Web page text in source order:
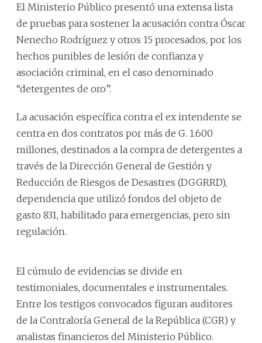
El Ministerio Público presentó una extensa lista
de pruebas para sostener la acusación contra Óscar
Nenecho Rodríguez y otros 15 procesados, por los
hechos punibles de lesión de confianza y
asociación criminal, en el caso denominado
“detergentes de oro”.
La acusación específica contra el ex intendente se
centra en dos contratos por más de G. 1.600
millones, destinados a la compra de detergentes a
través de la Dirección General de Gestión y
Reducción de Riesgos de Desastres (DGGRRD),
dependencia que utilizó fondos del objeto de
gasto 831, habilitado para emergencias, pero sin
regulación.
El cúmulo de evidencias se divide en
testimoniales, documentales e instrumentales.
Entre los testigos convocados figuran auditores
de la Contraloría General de la República (CGR) y
analistas financieros del Ministerio Público.